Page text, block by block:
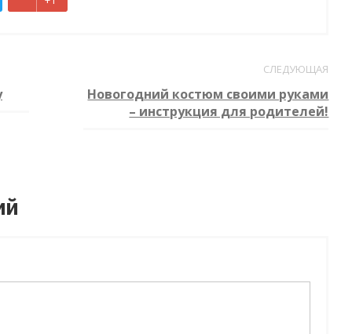
СЛЕДУЮЩАЯ
Новогодний костюм своими руками
– инструкция для родителей!